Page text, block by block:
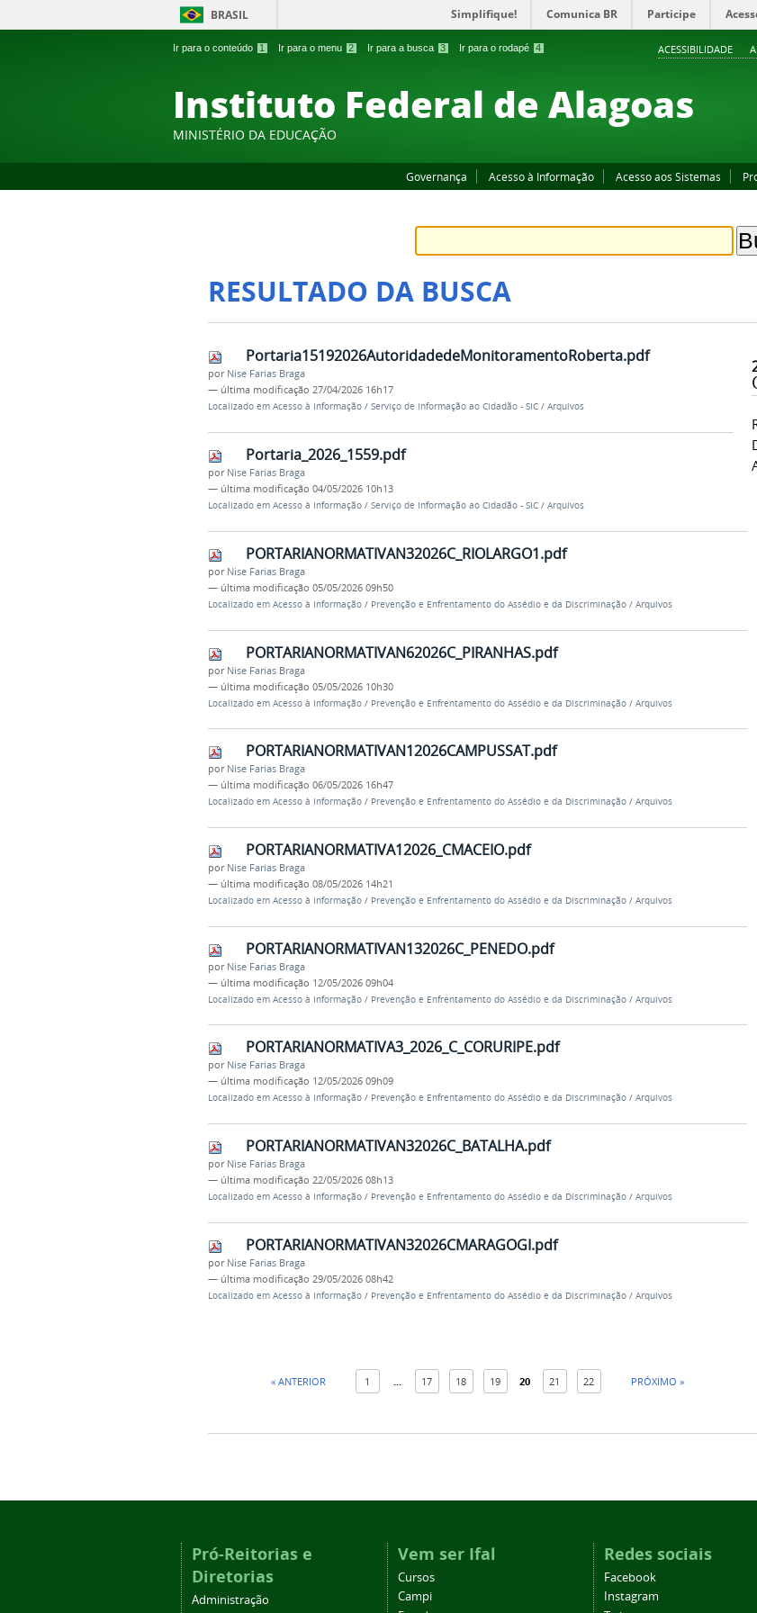
Ir para o conteúdo 1 Ir para o menu 2 Ir para a busca 3 Ir para o rodapé 4 ACESSIBILIDADE
BRASIL Simplifique! Comunica BR Participe
Instituto Federal de Alagoas
MINISTÉRIO DA EDUCAÇÃO
Governança Acesso à Informação Acesso aos Sistemas
RESULTADO DA BUSCA
Portaria15192026AutoridadedeMonitoramentoRoberta.pdf
por Nise Farias Braga
— última modificação 27/04/2026 16h17
Localizado em Acesso à Informação / Serviço de Informação ao Cidadão - SIC / Arquivos
Portaria_2026_1559.pdf
por Nise Farias Braga
— última modificação 04/05/2026 10h13
Localizado em Acesso à Informação / Serviço de Informação ao Cidadão - SIC / Arquivos
PORTARIANORMATIVAN32026C_RIOLARGO1.pdf
por Nise Farias Braga
— última modificação 05/05/2026 09h50
Localizado em Acesso à Informação / Prevenção e Enfrentamento do Assédio e da Discriminação / Arquivos
PORTARIANORMATIVAN62026C_PIRANHAS.pdf
por Nise Farias Braga
— última modificação 05/05/2026 10h30
Localizado em Acesso à Informação / Prevenção e Enfrentamento do Assédio e da Discriminação / Arquivos
PORTARIANORMATIVAN12026CAMPUSSAT.pdf
por Nise Farias Braga
— última modificação 06/05/2026 16h47
Localizado em Acesso à Informação / Prevenção e Enfrentamento do Assédio e da Discriminação / Arquivos
PORTARIANORMATIVA12026_CMACEIO.pdf
por Nise Farias Braga
— última modificação 08/05/2026 14h21
Localizado em Acesso à Informação / Prevenção e Enfrentamento do Assédio e da Discriminação / Arquivos
PORTARIANORMATIVAN132026C_PENEDO.pdf
por Nise Farias Braga
— última modificação 12/05/2026 09h04
Localizado em Acesso à Informação / Prevenção e Enfrentamento do Assédio e da Discriminação / Arquivos
PORTARIANORMATIVA3_2026_C_CORURIPE.pdf
por Nise Farias Braga
— última modificação 12/05/2026 09h09
Localizado em Acesso à Informação / Prevenção e Enfrentamento do Assédio e da Discriminação / Arquivos
PORTARIANORMATIVAN32026C_BATALHA.pdf
por Nise Farias Braga
— última modificação 22/05/2026 08h13
Localizado em Acesso à Informação / Prevenção e Enfrentamento do Assédio e da Discriminação / Arquivos
PORTARIANORMATIVAN32026CMARAGOGI.pdf
por Nise Farias Braga
— última modificação 29/05/2026 08h42
Localizado em Acesso à Informação / Prevenção e Enfrentamento do Assédio e da Discriminação / Arquivos
« ANTERIOR 1 17 18 19 20 21 22 PRÓXIMO »
Pró-Reitorias e
Diretorias
Administração
Vem ser Ifal
Cursos
Campi
Redes sociais
Facebook
Instagram